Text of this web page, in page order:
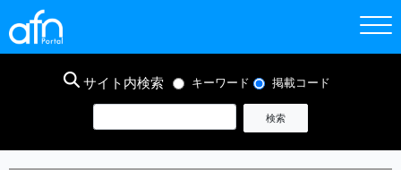
サイト内検索 キーワード 掲載コード